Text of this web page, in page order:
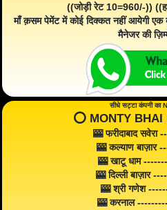
((जोड़ी रेट 10=960/-))
माँ क़सम पेमेंट में कोई दिक्कत नहीं आयेगी एक
मैनेजर की
सीधे सट्टा कंपनी का
⭕️ MONTY
🎰 फरीदाबाद
🎰 कल्याण बाज़ार
🎰 खाटू धाम
🎰 दिल्ली बाज़ार
🎰 श्री गणेश
🎰 करनाल